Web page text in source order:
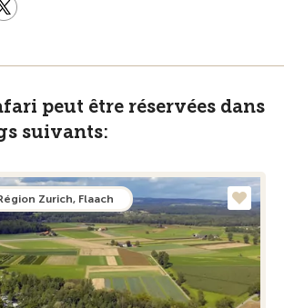
peut être réservées dans
suivants:
Zurich, Flaach